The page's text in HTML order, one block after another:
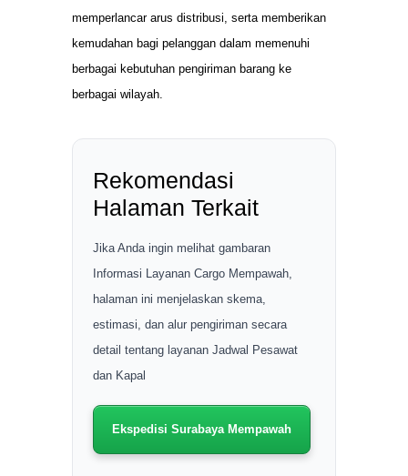
memperlancar arus distribusi, serta memberikan
kemudahan bagi pelanggan dalam memenuhi
berbagai kebutuhan pengiriman barang ke
berbagai wilayah.
Rekomendasi
Halaman Terkait
Jika Anda ingin melihat gambaran
Informasi Layanan Cargo Mempawah,
halaman ini menjelaskan skema,
estimasi, dan alur pengiriman secara
detail tentang layanan Jadwal Pesawat
dan Kapal
Ekspedisi Surabaya Mempawah